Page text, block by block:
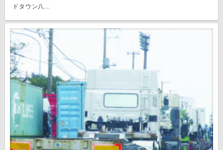
ドタウン八...